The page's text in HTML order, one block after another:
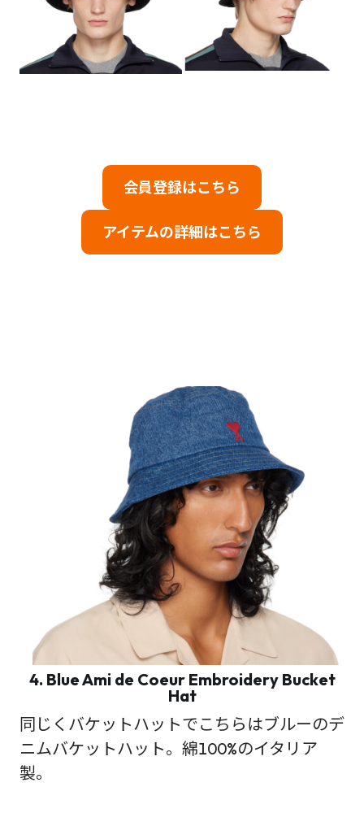
会員登録はこちら
アイテムの詳細はこちら
4. Blue Ami de Coeur Embroidery Bucket
Hat
同じくバケットハットでこちらはブルーのデ
ニムバケットハット。綿100%のイタリア
製。